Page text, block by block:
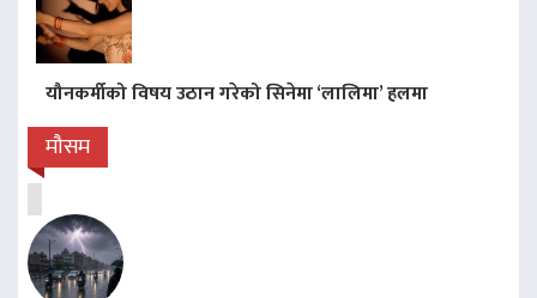
यौनकर्मीको विषय उठान गरेको सिनेमा ‘लालिमा’ हलमा
मौसम